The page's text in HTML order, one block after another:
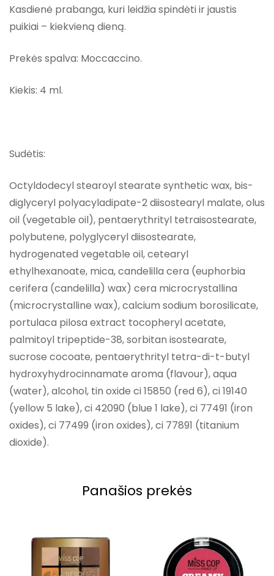
Kasdienė prabanga, kuri leidžia spindėti ir jaustis
puikiai – kiekvieną dieną.
Prekės spalva: Moccaccino.
Kiekis: 4 ml.
Sudėtis:
Octyldodecyl stearoyl stearate synthetic wax, bis-
diglyceryl polyacyladipate-2 diisostearyl malate, olus
oil (vegetable oil), pentaerythrityl tetraisostearate,
polybutene, polyglyceryl diisostearate,
hydrogenated vegetable oil, cetearyl
ethylhexanoate, mica, candelilla cera (euphorbia
cerifera (candelilla) wax) cera microcrystallina
(microcrystalline wax), calcium sodium borosilicate,
portulaca pilosa extract tocopheryl acetate,
palmitoyl tripeptide-38, sorbitan isostearate,
sucrose cocoate, pentaerythrityl tetra-di-t-butyl
hydroxyhydrocinnamate aroma (flavour), aqua
(water), alcohol, tin oxide ci 15850 (red 6), ci 19140
(yellow 5 lake), ci 42090 (blue 1 lake), ci 77491 (iron
oxides), ci 77499 (iron oxides), ci 77891 (titanium
dioxide).
Panašios prekės